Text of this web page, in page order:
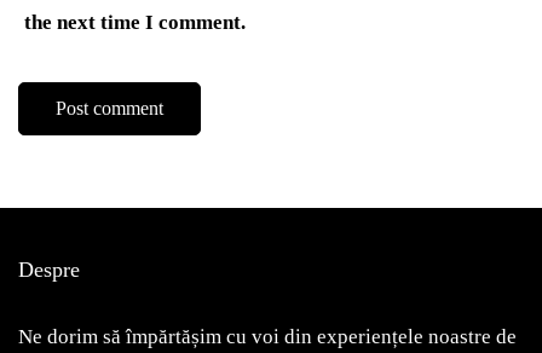
the next time I comment.
Despre
Ne dorim să împărtășim cu voi din experiențele noastre de